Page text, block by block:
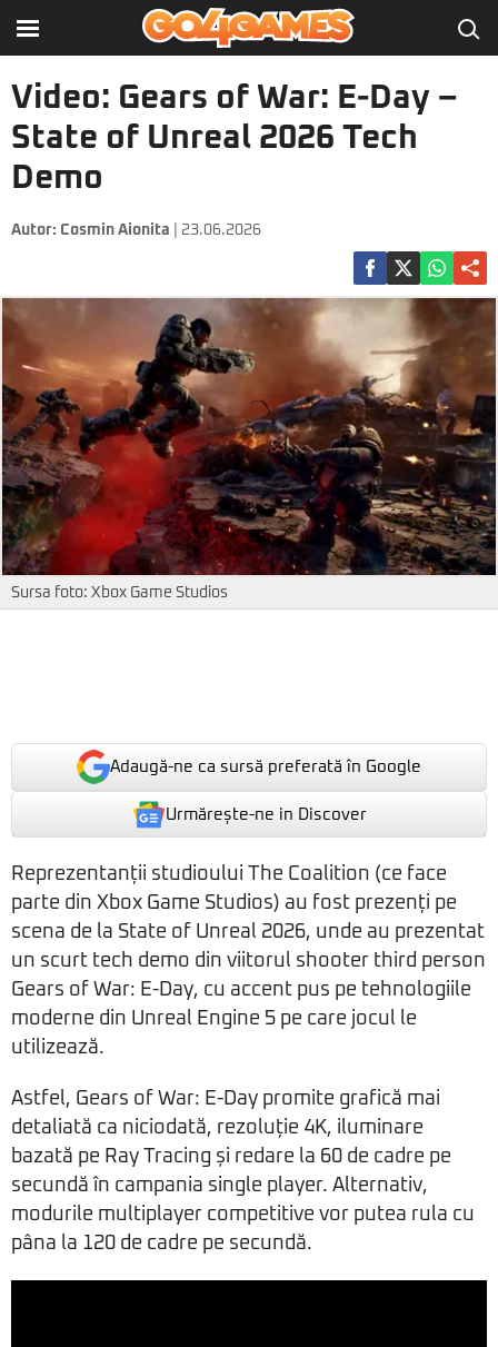
Video: Gears of War: E-Day –
State of Unreal 2026 Tech
Demo
Autor: Cosmin Aionita | 23.06.2026
Sursa foto: Xbox Game Studios
Adaugă-ne ca sursă preferată în Google
Urmărește-ne in Discover
Reprezentanții studioului The Coalition (ce face
parte din Xbox Game Studios) au fost prezenți pe
scena de la State of Unreal 2026, unde au prezentat
un scurt tech demo din viitorul shooter third person
Gears of War: E-Day, cu accent pus pe tehnologiile
moderne din Unreal Engine 5 pe care jocul le
utilizează.
Astfel, Gears of War: E-Day promite grafică mai
detaliată ca niciodată, rezoluție 4K, iluminare
bazată pe Ray Tracing și redare la 60 de cadre pe
secundă în campania single player. Alternativ,
modurile multiplayer competitive vor putea rula cu
pâna la 120 de cadre pe secundă.